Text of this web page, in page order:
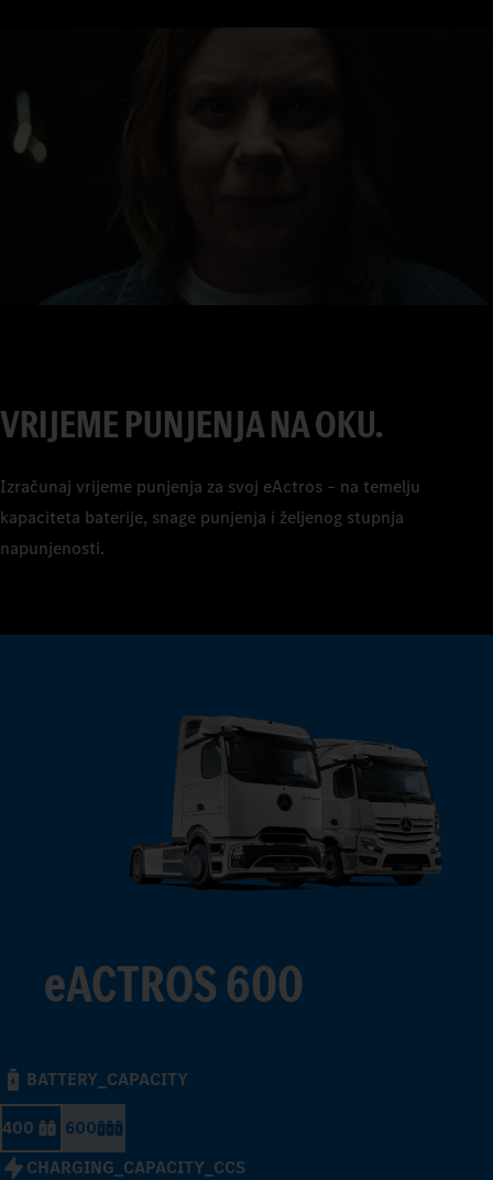
VRIJEME PUNJENJA NA OKU.
Izračunaj vrijeme punjenja za svoj eActros – na temelju
kapaciteta baterije, snage punjenja i željenog stupnja
napunjenosti.
eACTROS 600
BATTERY_CAPACITY
400
600
CHARGING_CAPACITY_CCS
4
6
7
8
9